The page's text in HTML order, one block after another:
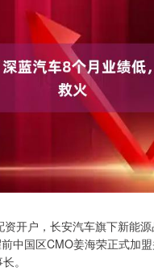
开户，长安汽车旗下新能
中国区CMO姜海荣正式加
。